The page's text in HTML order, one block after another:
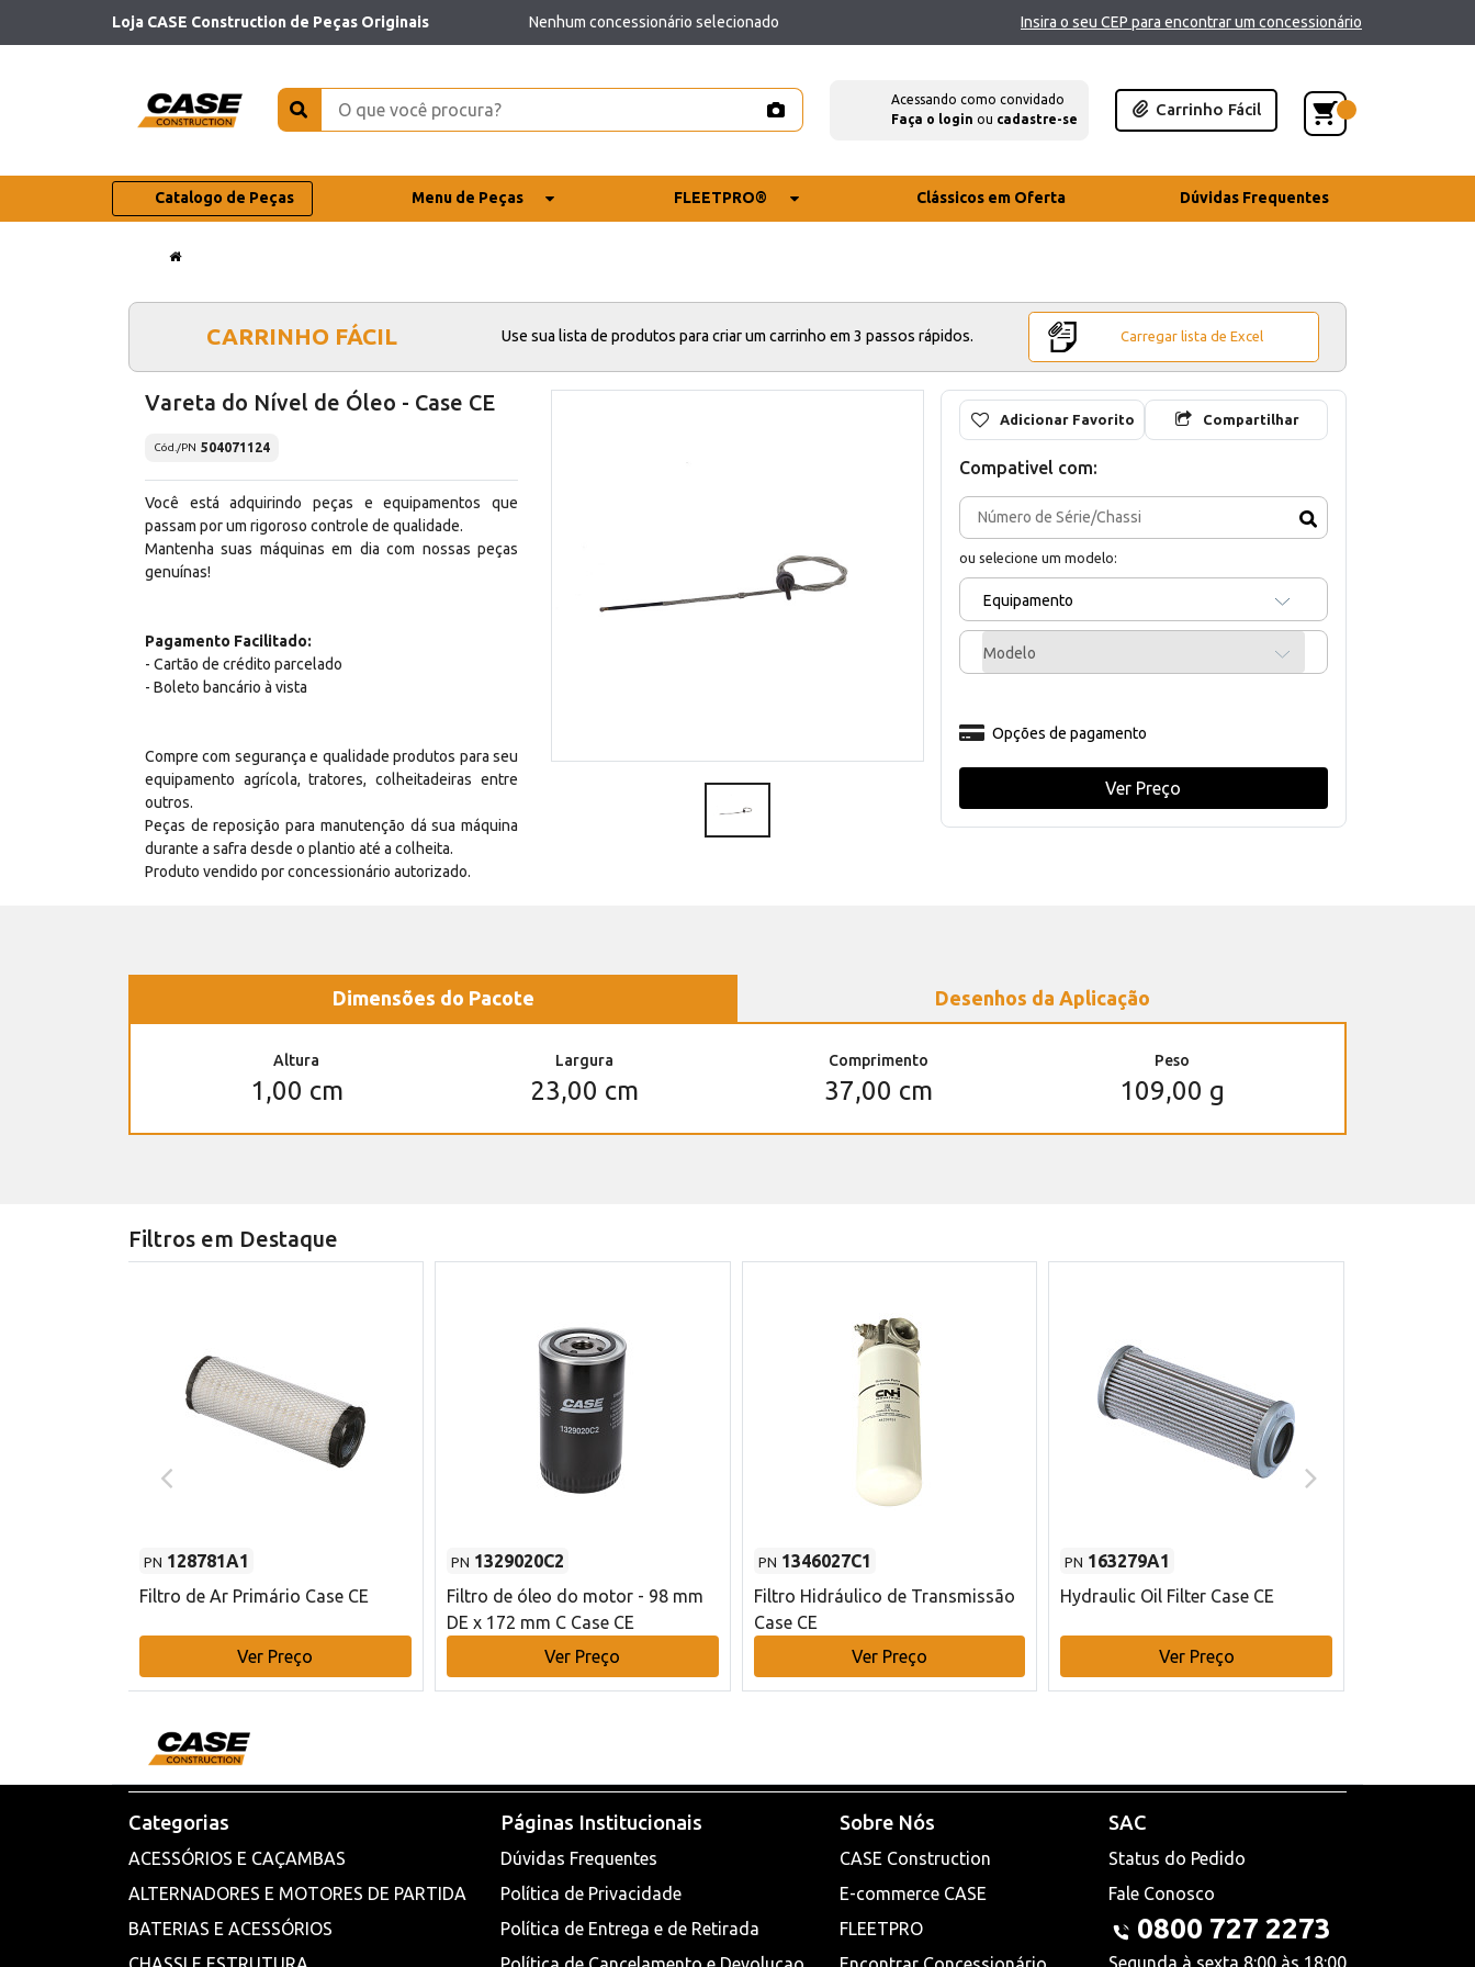
Loja CASE Construction de Peças Originais Nenhum concessionário selecionado Insira o seu CEP para encontrar um concessionário
Acessando como convidado
Faça o login ou cadastre-se
Carrinho Fácil
Catalogo de Peças Menu de Peças FLEETPRO® Clássicos em Oferta Dúvidas Frequentes
CARRINHO FÁCIL Use sua lista de produtos para criar um carrinho em 3 passos rápidos. Carregar lista de Excel
Vareta do Nível de Óleo - Case CE
Cód./PN 504071124
Você está adquirindo peças e equipamentos que
passam por um rigoroso controle de qualidade.
Mantenha suas máquinas em dia com nossas peças
genuínas!
Pagamento Facilitado:
- Cartão de crédito parcelado
- Boleto bancário à vista
Compre com segurança e qualidade produtos para seu
equipamento agrícola, tratores, colheitadeiras entre
outros.
Peças de reposição para manutenção dá sua máquina
durante a safra desde o plantio até a colheita.
Produto vendido por concessionário autorizado.
Adicionar Favorito Compartilhar
Compativel com:
ou selecione um modelo:
Equipamento
Modelo
Opções de pagamento
Ver Preço
Dimensões do Pacote Desenhos da Aplicação
Altura
1,00 cm
Largura
23,00 cm
Comprimento
37,00 cm
Peso
109,00 g
Filtros em Destaque
PN 128781A1
Filtro de Ar Primário Case CE
Ver Preço
PN 1329020C2
Filtro de óleo do motor - 98 mm
DE x 172 mm C Case CE
Ver Preço
PN 1346027C1
Filtro Hidráulico de Transmissão
Case CE
Ver Preço
PN 163279A1
Hydraulic Oil Filter Case CE
Ver Preço
Categorias
ACESSÓRIOS E CAÇAMBAS
ALTERNADORES E MOTORES DE PARTIDA
BATERIAS E ACESSÓRIOS
Páginas Institucionais
Dúvidas Frequentes
Política de Privacidade
Política de Entrega e de Retirada
Sobre Nós
CASE Construction
E-commerce CASE
FLEETPRO
SAC
Status do Pedido
Fale Conosco
0800 727 2273
Segunda à sexta 8:00 às 18:00